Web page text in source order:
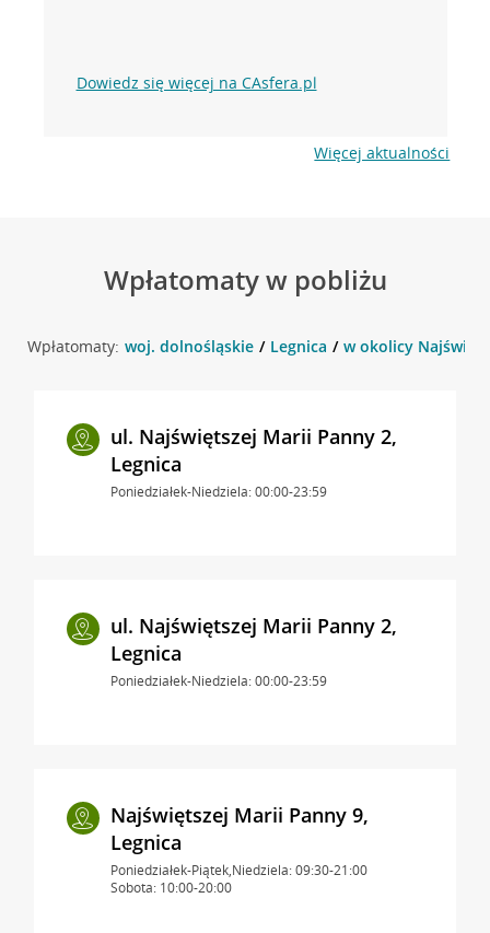
Dowiedz się więcej na CAsfera.pl
Więcej aktualności
Wpłatomaty w pobliżu
Wpłatomaty: woj. dolnośląskie Legnica w okolicy
ul. Najświętszej Marii Panny 2,
Legnica
Poniedziałek-Niedziela: 00:00-23:59
ul. Najświętszej Marii Panny 2,
Legnica
Poniedziałek-Niedziela: 00:00-23:59
Najświętszej Marii Panny 9,
Legnica
Poniedziałek-Piątek,Niedziela: 09:30-21:00
Sobota: 10:00-20:00